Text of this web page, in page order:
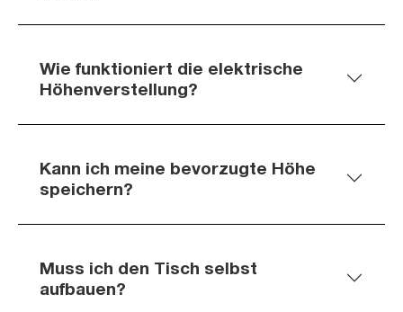
Wie funktioniert die elektrische
Höhenverstellung?
Kann ich meine bevorzugte Höhe
speichern?
Muss ich den Tisch selbst
aufbauen?